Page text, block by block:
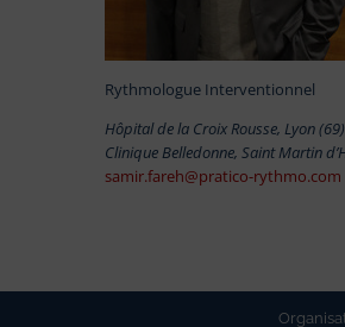
Rythmologue Interventionnel
Hôpital de la Croix Rousse, Lyon (69)
Clinique Belledonne, Saint Martin
samir.fareh@pratico-rythmo.com